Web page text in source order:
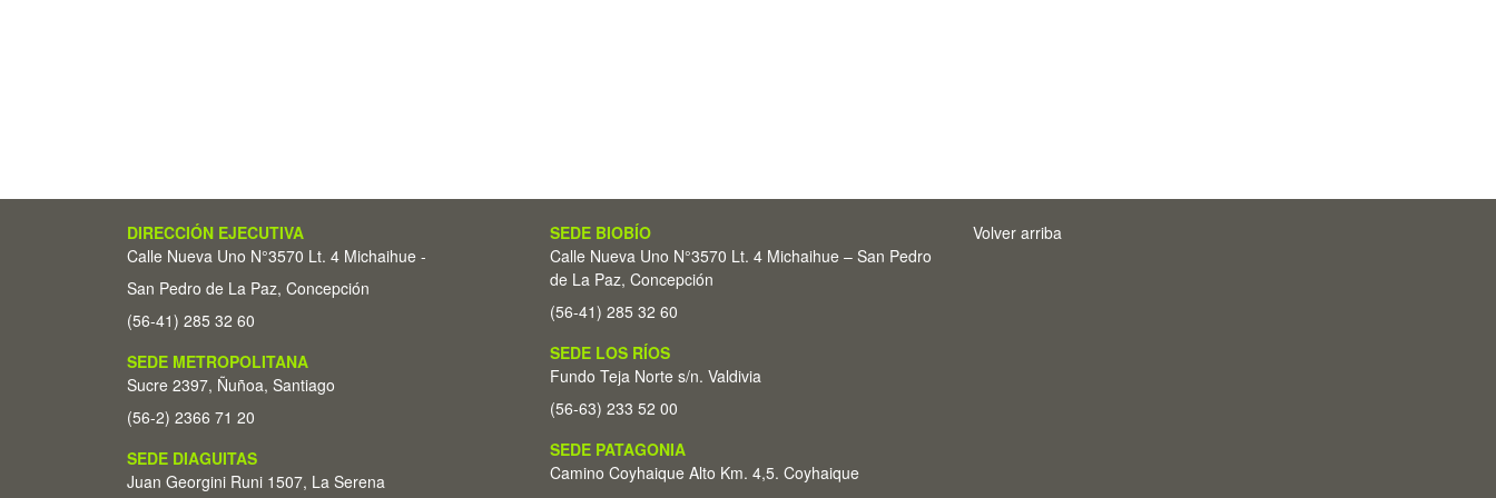
DIRECCIÓN EJECUTIVA
Calle Nueva Uno N°3570 Lt. 4 Michaihue -
San Pedro de La Paz, Concepción
(56-41) 285 32 60
SEDE METROPOLITANA
Sucre 2397, Ñuñoa, Santiago
(56-2) 2366 71 20
SEDE DIAGUITAS
Juan Georgini Runi 1507, La Serena
SEDE BIOBÍO
Calle Nueva Uno N°3570 Lt. 4 Michaihue – San Pedro
de La Paz, Concepción
(56-41) 285 32 60
SEDE LOS RÍOS
Fundo Teja Norte s/n. Valdivia
(56-63) 233 52 00
SEDE PATAGONIA
Camino Coyhaique Alto Km. 4,5. Coyhaique
Volver arriba